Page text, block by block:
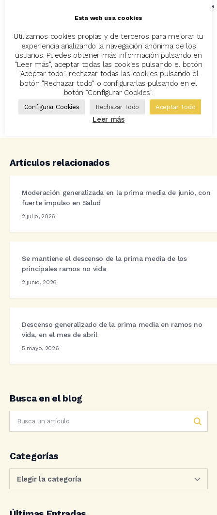
, son analizadas por medio de la tecnología
Data’ desde su aplicaciónVersus Analytics.
autos Avant2 Sales Manager
Codeoscopic Workspace Decesos
hogar motos Prima media salud
Seguros Versus Analytics
Artículos relacionados
Moderación generalizada en la prima media de junio, con
fuerte impulso en Salud
2 julio, 2026
Se mantiene el descenso de la prima media de los
principales ramos no vida
2 junio, 2026
Descenso generalizado de la prima media en ramos no
vida, en el mes de abril
5 mayo, 2026
Busca en el blog
Categorías
Esta web usa cookies
Utilizamos cookies propias y de terceros para mejorar tu
experiencia analizando la navegación anónima de los
usuarios. Puedes obtener más información pulsando en
"Leer más", aceptar todas las cookies pulsando el botón
"Aceptar todo", rechazar todas las cookies pulsando el
botón "Rechazar todo" o configurarlas pulsando en el
botón "Configurar Cookies".
Configurar Cookies Rechazar Todo Aceptar Todo
Leer más